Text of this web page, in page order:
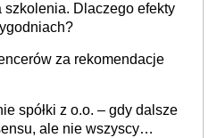
szkolenia. Dlaczego efekty
za rekomendacje
spółki z o.o. – gdy dalsze
ale nie wszyscy